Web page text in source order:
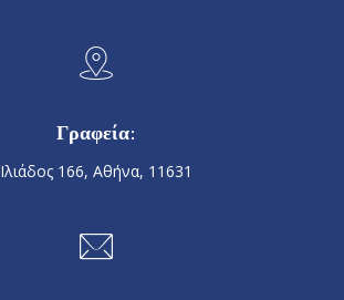
Γραφεία:
Ιλιάδος 166, Αθήνα, 11631